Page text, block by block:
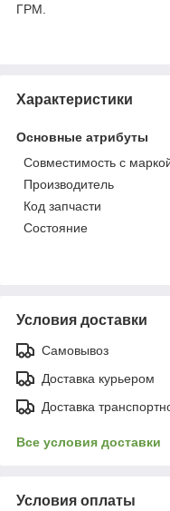
ГРМ.
Характеристики
Основные атрибуты
Совместимость с
Производитель
Код запчасти
Состояние
Условия доставки
Самовывоз
Доставка курьером
Доставка
Все условия доставки
Условия оплаты